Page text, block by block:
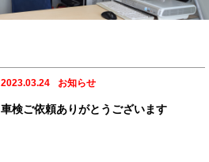
2023.03.24 お知らせ
車検ご依頼ありがとうございます